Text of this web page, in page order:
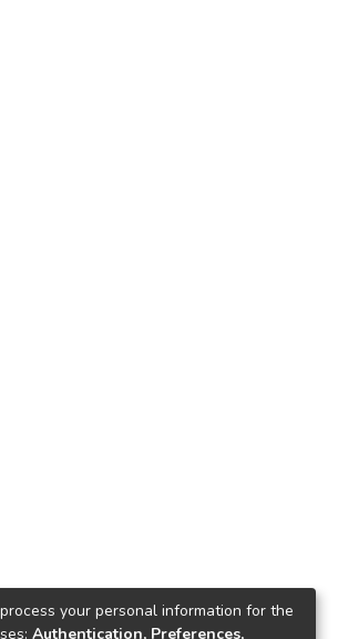
your personal information for the
Authentication, Preferences,